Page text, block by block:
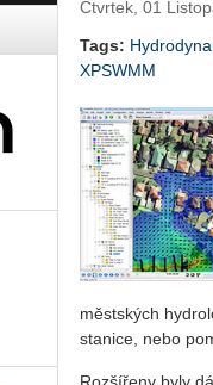
Čtvrtek, 01
Tags:
XPSWMM
městských
sta­ni­ce, nebo